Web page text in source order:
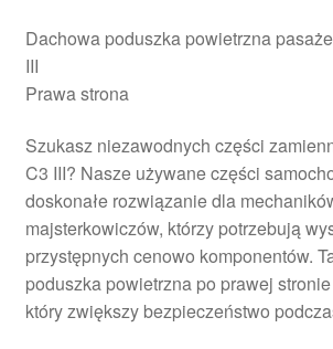
Dachowa poduszka powietrzna
III
Prawa strona
Szukasz niezawodnych części
C3 III? Nasze używane części
doskonałe rozwiązanie dla
majsterkowiczów, którzy potrzebują
przystępnych cenowo komponentów.
poduszka powietrzna po prawej
który zwiększy bezpieczeństwo